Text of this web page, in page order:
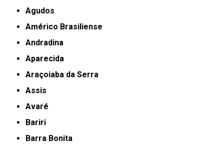
Agudos
Américo Brasiliense
Andradina
Aparecida
Araçoiaba da Serra
Assis
Avaré
Bariri
Barra Bonita